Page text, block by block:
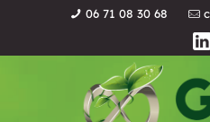
06 71 08 30 68